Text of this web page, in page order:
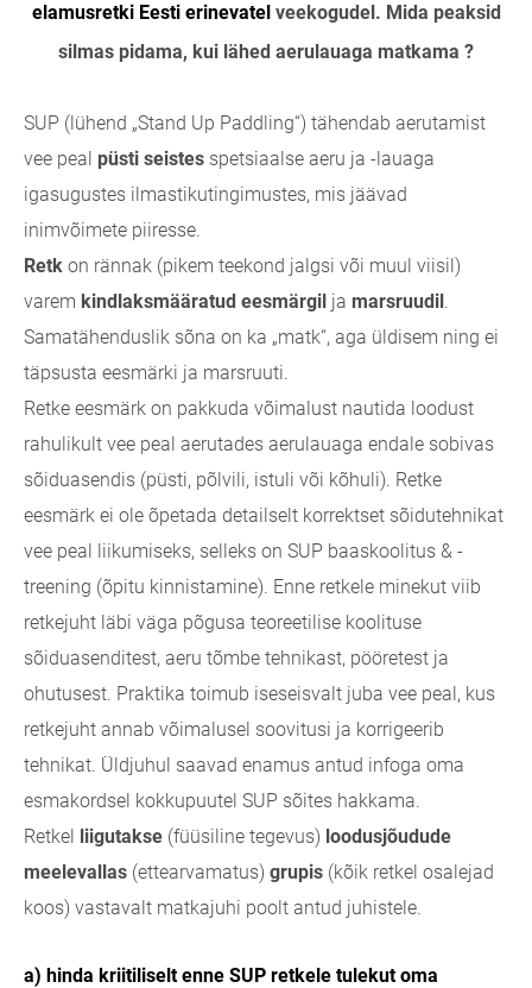
elamusretki Eesti erinevatel veekogudel. Mida peaksid
silmas pidama, kui lähed aerulauaga matkama ?
SUP (lühend „Stand Up Paddling“) tähendab aerutamist
vee peal püsti seistes spetsiaalse aeru ja -lauaga
igasugustes ilmastikutingimustes, mis jäävad
inimvõimete piiresse.
Retk on rännak (pikem teekond jalgsi või muul viisil)
varem kindlaksmääratud eesmärgil ja marsruudil.
Samatähenduslik sõna on ka „matk“, aga üldisem ning ei
täpsusta eesmärki ja marsruuti.
Retke eesmärk on pakkuda võimalust nautida loodust
rahulikult vee peal aerutades aerulauaga endale sobivas
sõiduasendis (püsti, põlvili, istuli või kõhuli). Retke
eesmärk ei ole õpetada detailselt korrektset sõidutehnikat
vee peal liikumiseks, selleks on SUP baaskoolitus & -
treening (õpitu kinnistamine). Enne retkele minekut viib
retkejuht läbi väga põgusa teoreetilise koolituse
sõiduasenditest, aeru tõmbe tehnikast, pööretest ja
ohutusest. Praktika toimub iseseisvalt juba vee peal, kus
retkejuht annab võimalusel soovitusi ja korrigeerib
tehnikat. Üldjuhul saavad enamus antud infoga oma
esmakordsel kokkupuutel SUP sõites hakkama.
Retkel liigutakse (füüsiline tegevus) loodusjõudude
meelevallas (ettearvamatus) grupis (kõik retkel osalejad
koos) vastavalt matkajuhi poolt antud juhistele.
a) hinda kriitiliselt enne SUP retkele tulekut oma